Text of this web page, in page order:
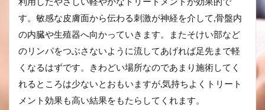
利用したやさしい軽やかなトリートメントが効果的で
す。敏感な皮膚面から伝わる刺激が神経を介して,骨盤内
の内臓や生殖器へ向かっていきます。またそけい部など
のリンパをつぶさないように流してあげれば足先まで軽
くなるはずです。きわどい場所なのであまり施術してく
れるところは少ないとおもいますが,気持ちよくトリート
メント効果も高い結果をもたらしてくれます。